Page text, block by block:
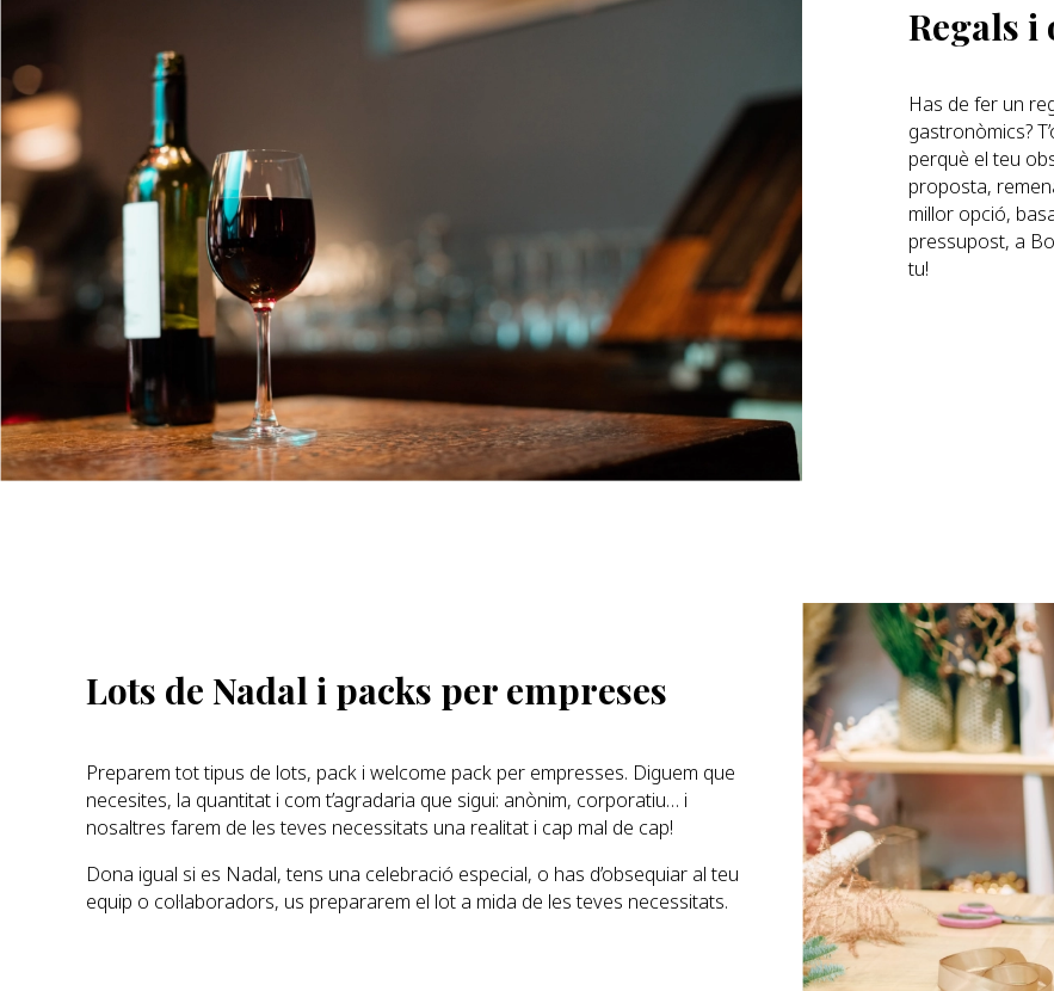
Regals i
Has de fer un
gastronòmics?
perquè el teu
proposta,
millor opció,
pressupost, a
tu!
Lots de Nadal i packs per empreses
Preparem tot tipus de lots, pack i welcome pack per empresses. Diguem que
necesites, la quantitat i com t’agradaria que sigui: anònim, corporatiu… i
nosaltres farem de les teves necessitats una realitat i cap mal de cap!
Dona igual si es Nadal, tens una celebració especial, o has d’obsequiar al teu
equip o col·laboradors, us prepararem el lot a mida de les teves necessitats.